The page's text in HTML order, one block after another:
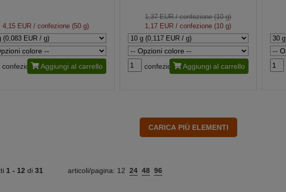
4,15 EUR / confezione (50 g)
confezione Aggiungi al carrello
1,37 EUR/ confezione (10 g)
1,17 EUR / confezione (10 g)
confezione Aggiungi al carrello
1 - 12 di 31 articoli/pagina: 12 24 48 96